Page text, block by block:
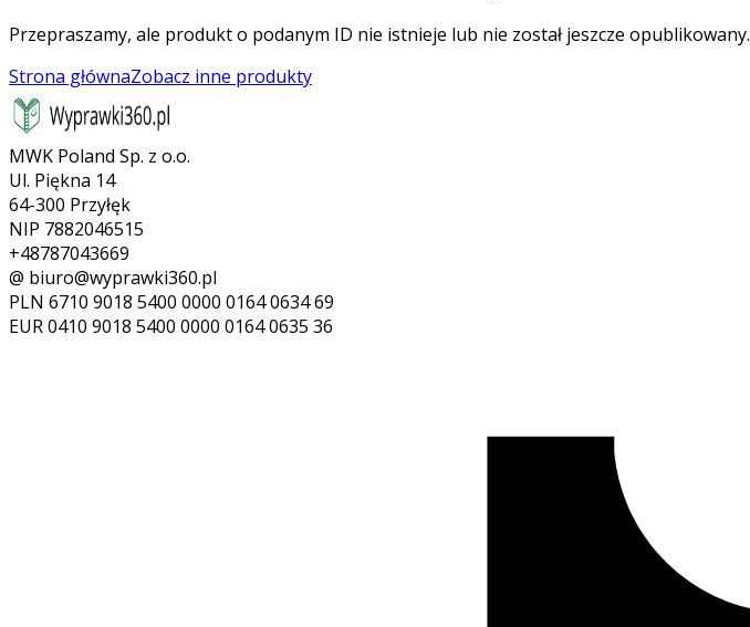
Przepraszamy, ale produkt o podanym ID nie istnieje lub nie został jeszcze opublikowany.
Strona głównaZobacz inne produkty
MWK Poland Sp. z o.o.
Ul. Piękna 14
64-300 Przyłęk
NIP 7882046515
+48787043669
@ biuro@wyprawki360.pl
PLN 6710 9018 5400 0000 0164 0634 69
EUR0410 9018 5400 0000 0164 0635 36